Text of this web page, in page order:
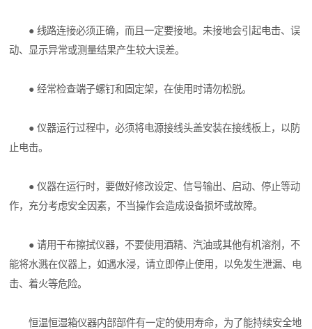
● 线路连接必须正确，而且一定要接地。未接地会引起电击、误
动、显示异常或测量结果产生较大误差。
● 经常检查端子螺钉和固定架，在使用时请勿松脱。
● 仪器运行过程中，必须将电源接线头盖安装在接线板上，以防
止电击。
● 仪器在运行时，要做好修改设定、信号输出、启动、停止等动
作，充分考虑安全因素，不当操作会造成设备损坏或故障。
● 请用干布擦拭仪器，不要使用酒精、汽油或其他有机溶剂，不
能将水溅在仪器上，如遇水浸，请立即停止使用，以免发生泄漏、电
击、着火等危险。
恒温恒湿箱仪器内部部件有一定的使用寿命，为了能持续安全地